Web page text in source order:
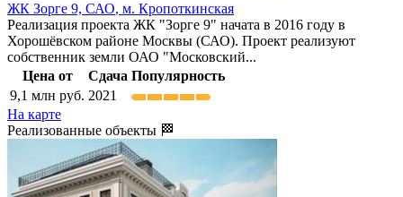
ЖК Зорге 9, САО, м. Кропоткинская
Реализация проекта ЖК "Зорге 9" начата в 2016 году в
Хорошёвском районе Москвы (САО). Проект реализуют
собственник земли ОАО "Московский...
Цена от
Сдача Популярность
9,1 млн руб. 2021
На карте
Реализованные объекты 🏁